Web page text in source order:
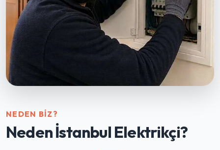
NEDEN BIZ?
Neden İstanbul Elektrikçi?